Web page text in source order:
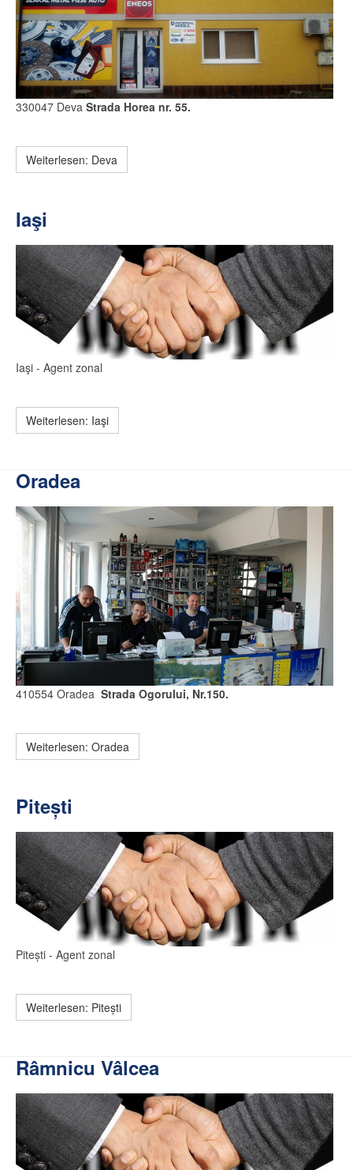
330047 Deva Strada Horea nr. 55.
Weiterlesen: Deva
Iaşi
Iaşi - Agent zonal
Weiterlesen: Iaşi
Oradea
410554 Oradea Strada Ogorului, Nr.150.
Weiterlesen: Oradea
Pitești
Pitești - Agent zonal
Weiterlesen: Pitești
Râmnicu Vâlcea